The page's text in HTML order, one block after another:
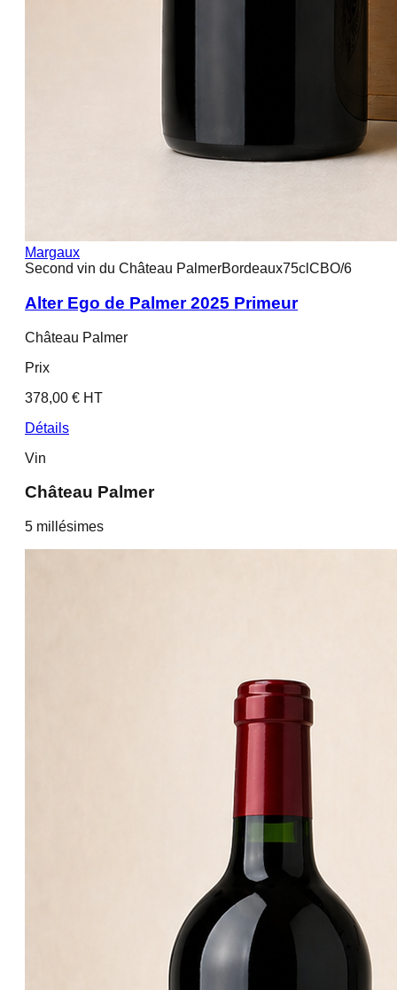
Margaux
Second vin du Château PalmerBordeaux75cl CBO/6
Alter Ego de Palmer 2025 Primeur
Château Palmer
Prix
378,00 € HT
Détails
Vin
Château Palmer
5 millésimes